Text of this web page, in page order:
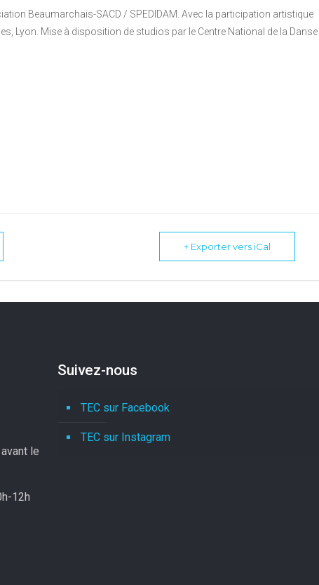
Beaumarchais-SACD / SPEDIDAM. Avec la participation artistique
Lyon. Mise à disposition de studios par le Centre National de la Danse
+ Exporter vers iCal
le
12h
Suivez-nous
TEC sur Facebook
TEC sur Instagram